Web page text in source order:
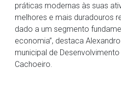
práticas modernas às suas
melhores e mais duradouros
dado a um segmento
economia”, destaca
municipal de
Cachoeiro.